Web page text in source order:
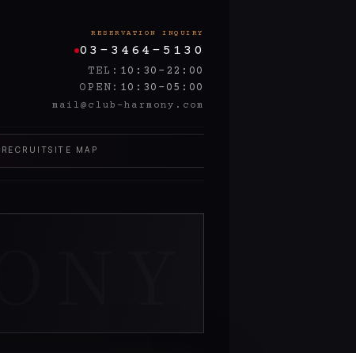
03-3464-5130
TEL
10:30-22:00
OPEN
10:30-05:00
mail@club-harmony.com
RECRUITSITE MAP